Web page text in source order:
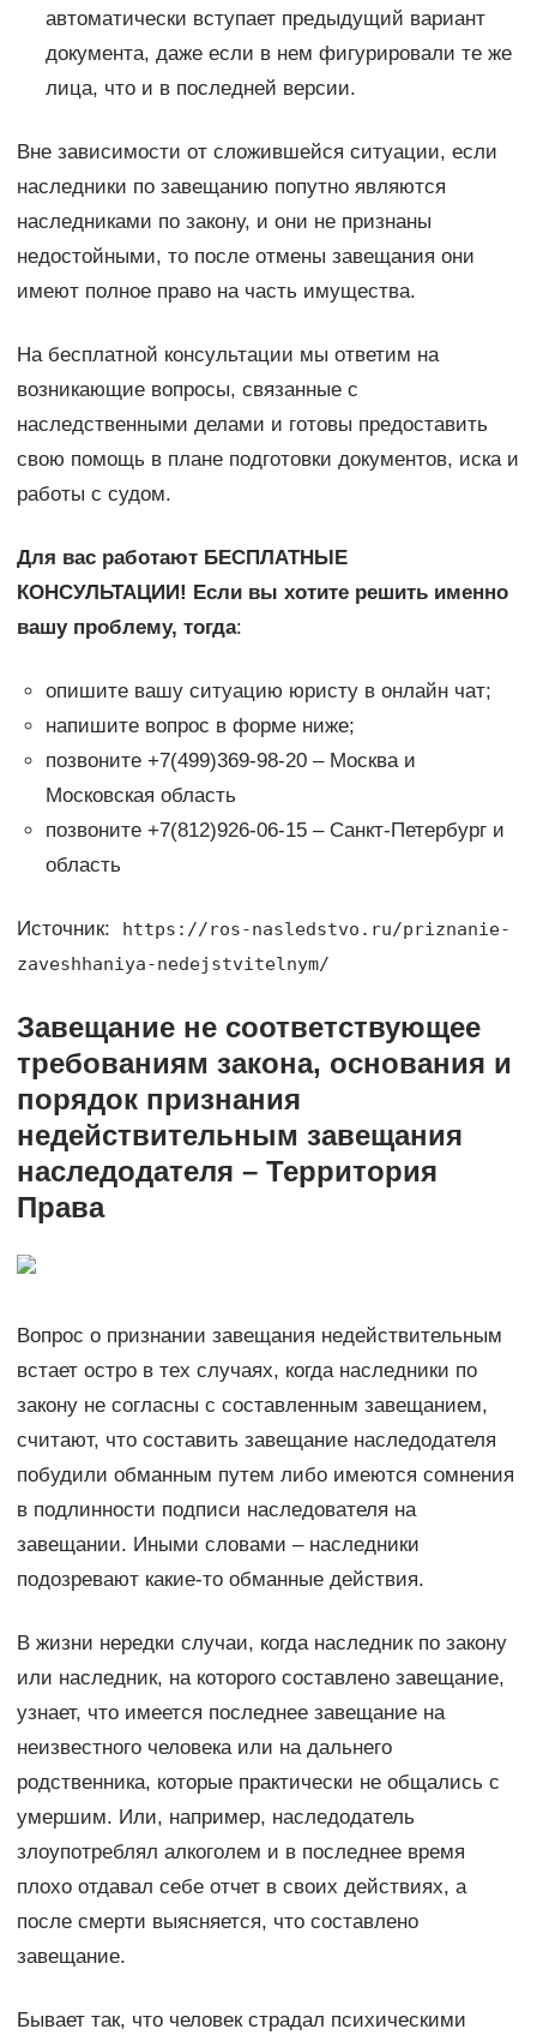
автоматически вступает предыдущий вариант
документа, даже если в нем фигурировали те же
лица, что и в последней версии.
Вне зависимости от сложившейся ситуации, если
наследники по завещанию попутно являются
наследниками по закону, и они не признаны
недостойными, то после отмены завещания они
имеют полное право на часть имущества.
На бесплатной консультации мы ответим на
возникающие вопросы, связанные с
наследственными делами и готовы предоставить
свою помощь в плане подготовки документов, иска и
работы с судом.
Для вас работают БЕСПЛАТНЫЕ
КОНСУЛЬТАЦИИ! Если вы хотите решить именно
вашу проблему, тогда:
опишите вашу ситуацию юристу в онлайн чат;
напишите вопрос в форме ниже;
позвоните +7(499)369-98-20 – Москва и
Московская область
позвоните +7(812)926-06-15 – Санкт-Петербург и
область
Источник:
https://ros-nasledstvo.ru/priznanie-
zaveshhaniya-nedejstvitelnym/
Завещание не соответствующее
требованиям закона, основания и
порядок признания
недействительным завещания
наследодателя – Территория
Права
Вопрос о признании завещания недействительным
встает остро в тех случаях, когда наследники по
закону не согласны с составленным завещанием,
считают, что составить завещание наследодателя
побудили обманным путем либо имеются сомнения
в подлинности подписи наследователя на
завещании. Иными словами – наследники
подозревают какие-то обманные действия.
В жизни нередки случаи, когда наследник по закону
или наследник, на которого составлено завещание,
узнает, что имеется последнее завещание на
неизвестного человека или на дальнего
родственника, которые практически не общались с
умершим. Или, например, наследодатель
злоупотреблял алкоголем и в последнее время
плохо отдавал себе отчет в своих действиях, а
после смерти выясняется, что составлено
завещание.
Бывает так, что человек страдал психическими